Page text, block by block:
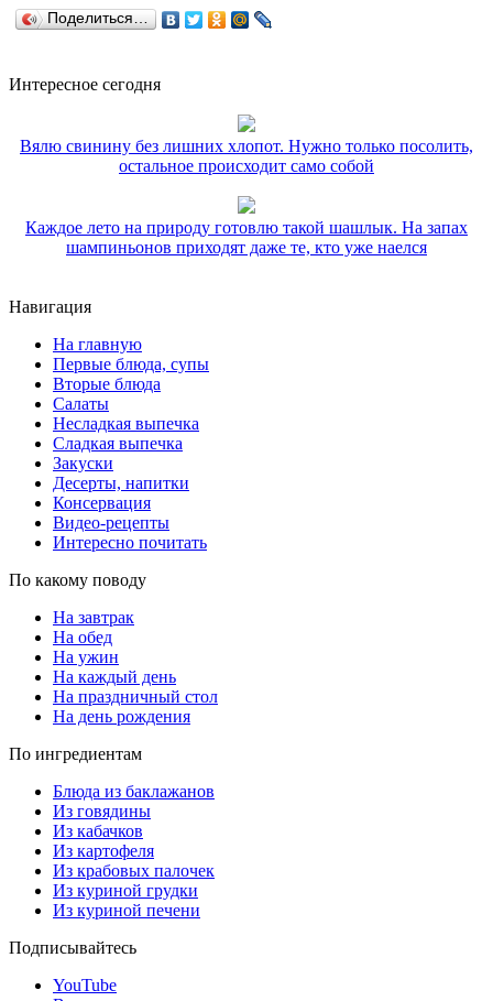
Поделиться…
Интересное сегодня
Вялю свинину без лишних хлопот. Нужно только посолить,
остальное происходит само собой
Каждое лето на природу готовлю такой шашлык. На запах
шампиньонов приходят даже те, кто уже наелся
Навигация
На главную
Первые блюда, супы
Вторые блюда
Салаты
Несладкая выпечка
Сладкая выпечка
Закуски
Десерты, напитки
Консервация
Видео-рецепты
Интересно почитать
По какому поводу
На завтрак
На обед
На ужин
На каждый день
На праздничный стол
На день рождения
По ингредиентам
Блюда из баклажанов
Из говядины
Из кабачков
Из картофеля
Из крабовых палочек
Из куриной грудки
Из куриной печени
Подписывайтесь
YouTube